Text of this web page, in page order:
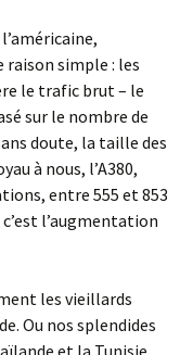
simple : les
le trafic brut – le
sur le nombre de
doute, la taille des
à nous, l’A380,
entre 555 et 853
l’augmentation
les vieillards
Ou nos splendides
et la Tunisie.